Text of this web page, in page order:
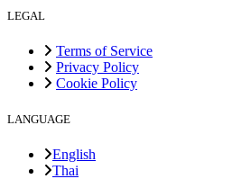
LEGAL
Terms of Service
Privacy Policy
Cookie Policy
LANGUAGE
English
Thai